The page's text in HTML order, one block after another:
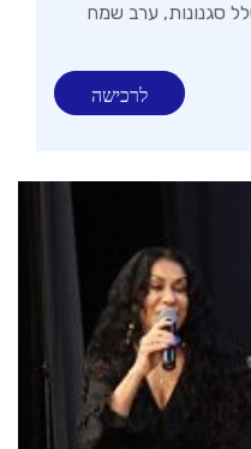
סגנונות, ערב שמח
לרכישה